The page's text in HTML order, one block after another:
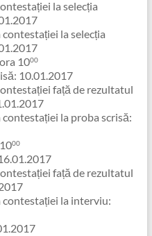
la selecția
la selecția
1000
10.01.2017
față de rezultatul
la proba scrisă:
00
față de rezultatul
contestației la interviu: